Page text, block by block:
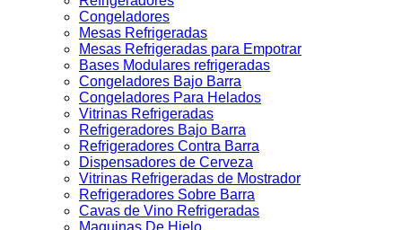
Congeladores
Mesas Refrigeradas
Mesas Refrigeradas para Empotrar
Bases Modulares refrigeradas
Congeladores Bajo Barra
Congeladores Para Helados
Vitrinas Refrigeradas
Refrigeradores Bajo Barra
Refrigeradores Contra Barra
Dispensadores de Cerveza
Vitrinas Refrigeradas de Mostrador
Refrigeradores Sobre Barra
Cavas de Vino Refrigeradas
Maquinas De Hielo